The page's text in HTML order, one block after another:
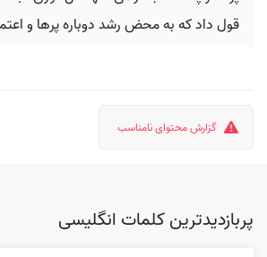
قول داد که به محض رشد دوباره پرها و
گزارش محتوای نامناسب
پربازدیدترین کلمات انگلیسی